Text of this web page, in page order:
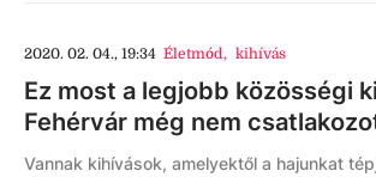
2020. 02. 04., 19:34 Életmód, kihívás
Ez most a legjobb közösségi
Fehérvár még nem
Vannak kihívások, amelyektől a hajunkat